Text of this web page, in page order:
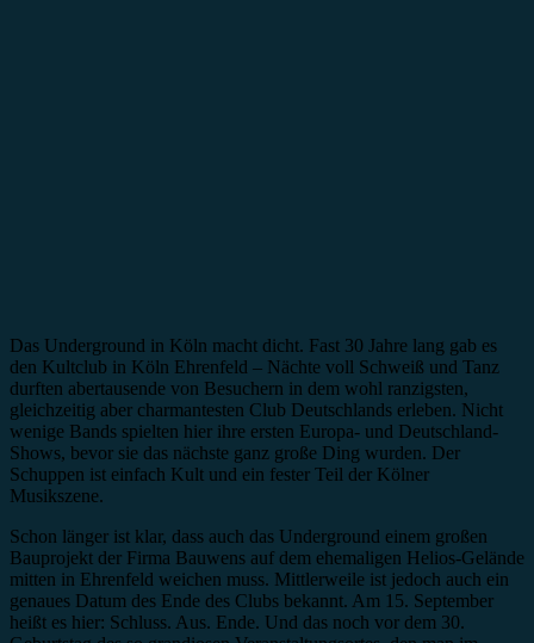
Das Underground in Köln macht dicht. Fast 30 Jahre lang gab es
den Kultclub in Köln Ehrenfeld – Nächte voll Schweiß und Tanz
durften abertausende von Besuchern in dem wohl ranzigsten,
gleichzeitig aber charmantesten Club Deutschlands erleben. Nicht
wenige Bands spielten hier ihre ersten Europa- und Deutschland-
Shows, bevor sie das nächste ganz große Ding wurden. Der
Schuppen ist einfach Kult und ein fester Teil der Kölner
Musikszene.
Schon länger ist klar, dass auch das Underground einem großen
Bauprojekt der Firma Bauwens auf dem ehemaligen Helios-Gelände
mitten in Ehrenfeld weichen muss. Mittlerweile ist jedoch auch ein
genaues Datum des Ende des Clubs bekannt. Am 15. September
heißt es hier: Schluss. Aus. Ende. Und das noch vor dem 30.